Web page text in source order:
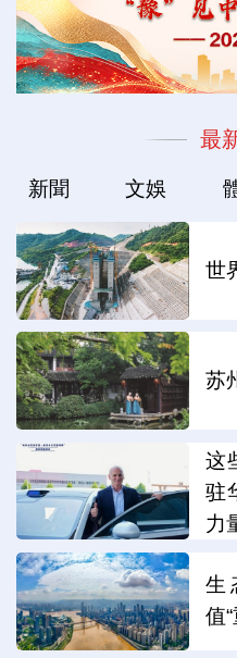
最
新聞 文娛
世
苏
这
驻
力
生
值